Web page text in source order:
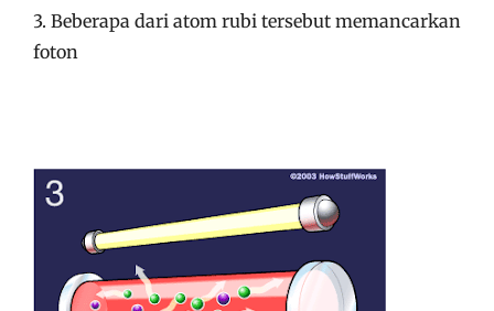
3. Beberapa dari atom rubi tersebut memancarkan
foton